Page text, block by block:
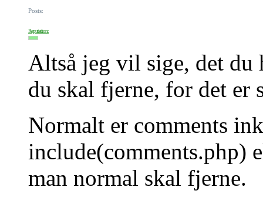
Posts:
Reputation:
Altså jeg vil sige, det du
du skal fjerne, for det er
Normalt er comments
include(comments.php)
man normal skal fjerne.